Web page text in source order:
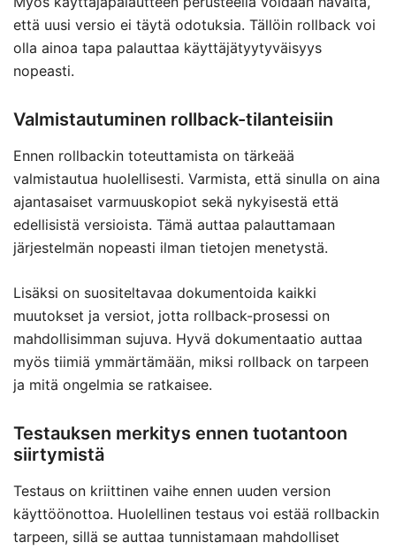
että uusi versio ei täytä odotuksia. Tällöin rollback voi
olla ainoa tapa palauttaa käyttäjätyytyväisyys
nopeasti.
Valmistautuminen rollback-tilanteisiin
Ennen rollbackin toteuttamista on tärkeää
valmistautua huolellisesti. Varmista, että sinulla on aina
ajantasaiset varmuuskopiot sekä nykyisestä että
edellisistä versioista. Tämä auttaa palauttamaan
järjestelmän nopeasti ilman tietojen menetystä.
Lisäksi on suositeltavaa dokumentoida kaikki
muutokset ja versiot, jotta rollback-prosessi on
mahdollisimman sujuva. Hyvä dokumentaatio auttaa
myös tiimiä ymmärtämään, miksi rollback on tarpeen
ja mitä ongelmia se ratkaisee.
Testauksen merkitys ennen tuotantoon
siirtymistä
Testaus on kriittinen vaihe ennen uuden version
käyttöönottoa. Huolellinen testaus voi estää rollbackin
tarpeen, sillä se auttaa tunnistamaan mahdolliset